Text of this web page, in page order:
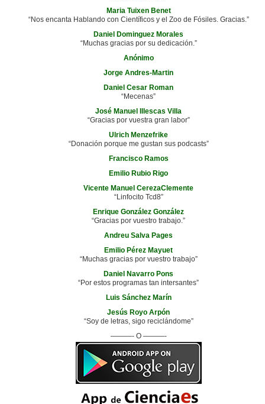
Maria Tuixen Benet
“Nos encanta Hablando con Científicos y el Zoo de Fósiles. Gracias.”
Daniel Dominguez Morales
“Muchas gracias por su dedicación.”
Anónimo
Jorge Andres-Martin
Daniel Cesar Roman
“Mecenas”
José Manuel Illescas Villa
“Gracias por vuestra gran labor”
Ulrich Menzefrike
“Donación porque me gustan sus podcasts”
Francisco Ramos
Emilio Rubio Rigo
Vicente Manuel CerezaClemente
“Linfocito Tcd8”
Enrique González González
“Gracias por vuestro trabajo.”
Andreu Salva Pages
Emilio Pérez Mayuet
“Muchas gracias por vuestro trabajo”
Daniel Navarro Pons
“Por estos programas tan intersantes”
Luis Sánchez Marín
Jesús Royo Arpón
“Soy de letras, sigo reciclándome”
———- O ———-